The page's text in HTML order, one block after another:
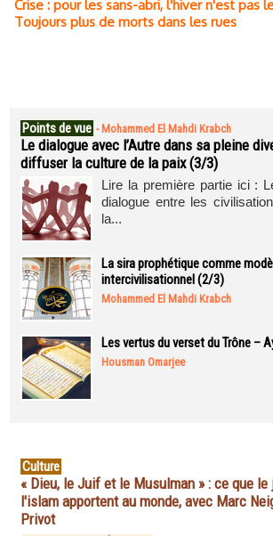
Crise : pour les sans-abri, l'hiver n'est pas
Toujours plus de morts dans les rues
Points de vue - Mohammed El Mahdi Krabch
Le dialogue avec l’Autre dans sa pleine
diffuser la culture de la paix (3/3)
Lire la première partie ici :
dialogue entre les
la...
La sira prophétique comme
intercivilisationnel (2/3)
Mohammed El Mahdi Krabch
Les vertus du verset du Trône –
Housman Omarjee
Culture
« Dieu, le Juif et le Musulman » : ce que
l'islam apportent au monde, avec Marc
Privot